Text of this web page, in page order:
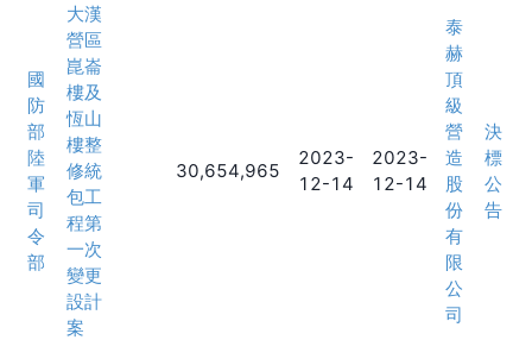
國
防
部
陸
軍
司
令
部
大漢
營區
崑崙
樓及
恆山
樓整
修統
包工
程第
一次
變更
設計
案
30,654,965
2023-
12-14
2023-
12-14
泰
赫
頂
級
營
造
股
份
有
限
公
司
決
標
公
告